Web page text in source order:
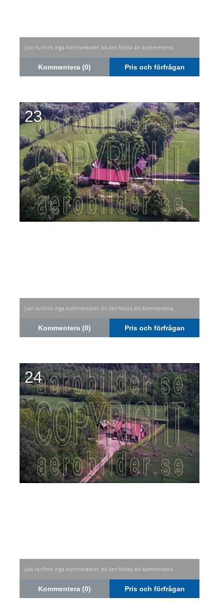
Just nu finns inga kommentarer, bli den första att kommentera.
Kommentera (0) Pris och förfrågan
23
Just nu finns inga kommentarer, bli den första att kommentera.
Kommentera (0) Pris och förfrågan
24
Just nu finns inga kommentarer, bli den första att kommentera.
Kommentera (0) Pris och förfrågan